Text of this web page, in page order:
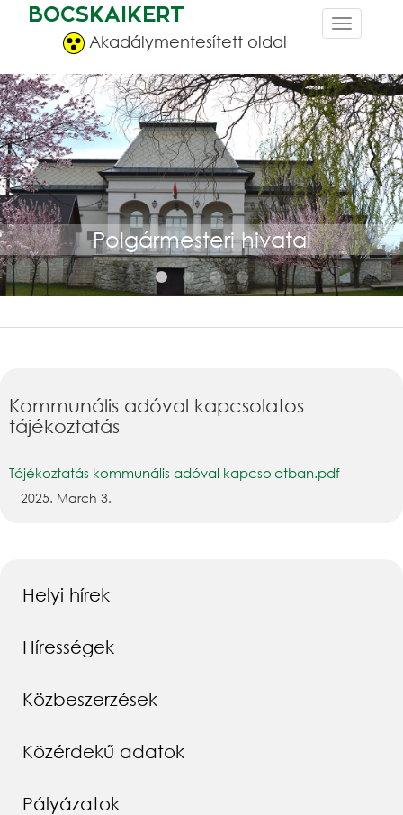
BOCSKAIKERT
Akadálymentesített oldal
Polgármesteri hivatal
Helyi hírek
Hírességek
Közbeszerzések
Közérdekű adatok
Pályázatok
Kommunális adóval kapcsolatos
tájékoztatás
Tájékoztatás kommunális adóval kapcsolatban.pdf
2025. March 3.